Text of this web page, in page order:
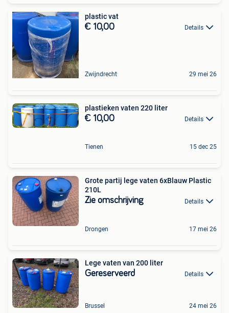
plastic vat
€ 10,00 Details
Zwijndrecht 29 mei 26
plastieken vaten 220 liter
€ 10,00 Details
Tienen 15 dec 25
Grote partij lege vaten 6xBlauw Plastic
210L
Zie omschrijving Details
Drongen 17 mei 26
Lege vaten van 200 liter
Gereserveerd Details
Brussel 24 mei 26